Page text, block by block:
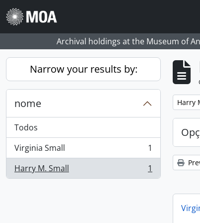
Skip to main content
Archival holdings at the Museum of
Narrow your results by:
nome
Todos
Virginia Small
, 1 resultados
1
Harry M. Small
, 1 resultados 1
Harry